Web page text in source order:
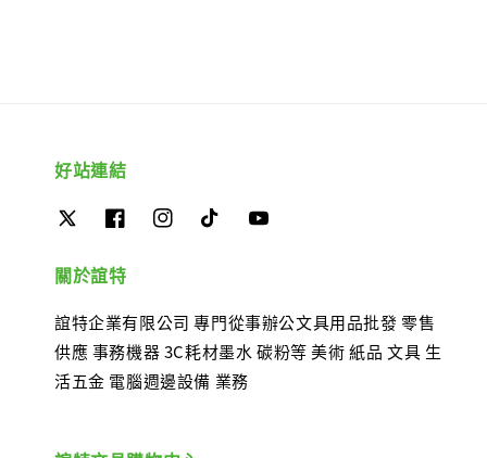
好站連結
關於誼特
誼特企業有限公司 專門從事辦公文具用品批發 零售
供應 事務機器 3C耗材墨水 碳粉等 美術 紙品 文具 生
活五金 電腦週邊設備 業務